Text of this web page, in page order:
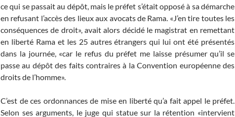
ce qui se passait au dépôt, mais le préfet s’était opposé à sa démarche
en refusant l’accès des lieux aux avocats de Rama. «J’en tire toutes les
conséquences de droit», avait alors décidé le magistrat en remettant
en liberté Rama et les 25 autres étrangers qui lui ont été présentés
dans la journée, «car le refus du préfet me laisse présumer qu’il se
passe au dépôt des faits contraires à la Convention européenne des
droits de l’homme».
C’est de ces ordonnances de mise en liberté qu’a fait appel le préfet.
Selon ses arguments, le juge qui statue sur la rétention «intervient